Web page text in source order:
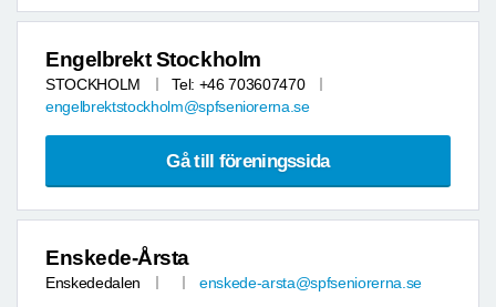
Engelbrekt Stockholm
STOCKHOLM
Tel: +46 703607470
engelbrektstockholm@spfseniorerna.se
Gå till föreningssida
Enskede-Årsta
Enskededalen enskede-arsta@spfseniorerna.se